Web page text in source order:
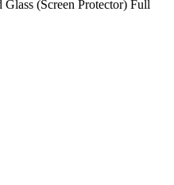
Glass (Screen Protector) Full